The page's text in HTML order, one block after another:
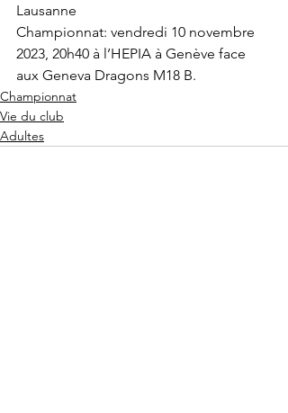
Lausanne
Championnat: vendredi 10 novembre
2023, 20h40 à l’HEPIA à Genève face
aux Geneva Dragons M18 B.
Championnat
Vie du club
Adultes